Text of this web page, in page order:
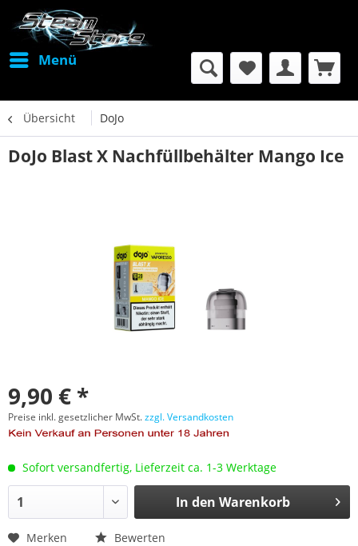
Menü
Übersicht DoJo
DoJo Blast X Nachfüllbehälter Mango Ice
9,90 € *
Preise inkl. gesetzlicher MwSt.zzgl. Versandkosten
Sofort versandfertig, Lieferzeit ca. 1-3 Werktage
In den Warenkorb
Merken Bewerten